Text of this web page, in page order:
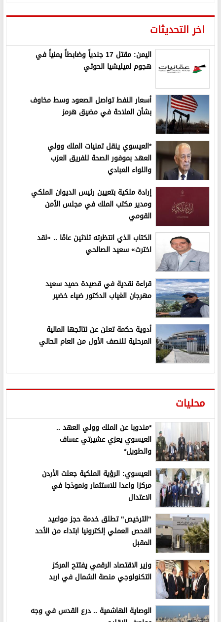
اخر التحديثات
اليمن: مقتل 17 جندياً وضابطاً يمنياً في
هجوم لميليشيا الحوثي
أسعار النفط تواصل الصعود وسط مخاوف
بشأن الملاحة في مضيق هرمز
*العيسوي ينقل تمنيات الملك وولي
العهد بموفور الصحة للفريق العزب
واللواء العبادي
إرادة ملكية بتعيين رئيس الديوان الملكي
ومدير مكتب الملك في مجلس الأمن
القومي
الكتاب الذي انتظرته ثلاثين عامًا .. «لقد
اخترت» سعيد الصالحي
قراءة نقدية في قصيدة حميد سعيد
مهرجان الغياب الدكتور ضياء خضير
أدوية حكمة تعلن عن نتائجها المالية
المرحلية للنصف الأول من العام الحالي
محليات
*مندوبا عن الملك وولي العهد ..
العيسوي يعزي عشيرتي عساف
والطويل*
العيسوي: الرؤية الملكية جعلت الأردن
مركزا واعدا للاستثمار ونموذجا في
الاعتدال
"الترخيص" تطلق خدمة حجز مواعيد
الفحص العملي إلكترونيا ابتداء من الأحد
المقبل
وزير الاقتصاد الرقمي يفتتح المركز
التكنولوجي منصة الشمال في اربد
الوصاية الهاشمية .. درع القدس في وجه